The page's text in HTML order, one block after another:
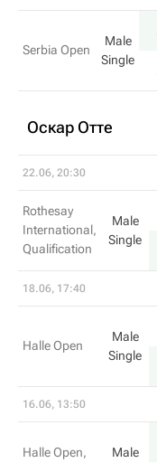
Serbia Open
Male
Single
Оскар Отте
22.06, 20:30
Rothesay
International,
Qualification
Male
Single
18.06, 17:40
Halle Open
Male
Single
16.06, 13:50
Halle Open,
Male